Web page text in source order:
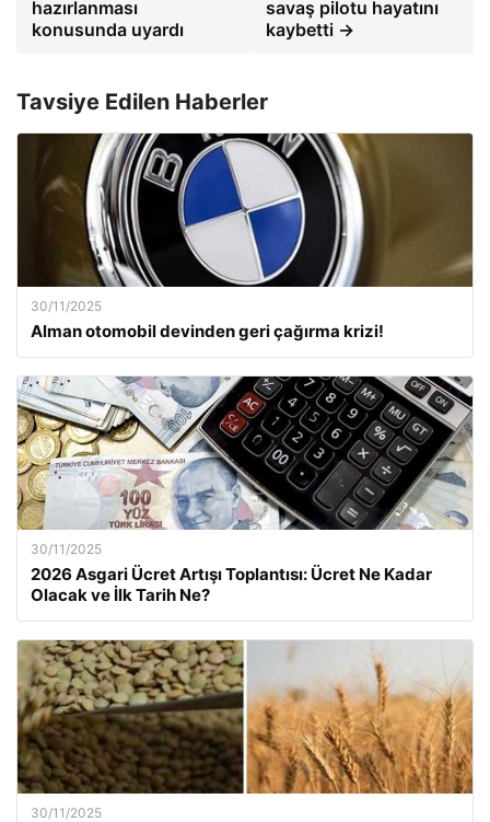
hazırlanması
konusunda uyardı
savaş pilotu hayatını
kaybetti →
Tavsiye Edilen Haberler
30/11/2025
Alman otomobil devinden geri çağırma krizi!
30/11/2025
2026 Asgari Ücret Artışı Toplantısı: Ücret Ne Kadar
Olacak ve İlk Tarih Ne?
30/11/2025